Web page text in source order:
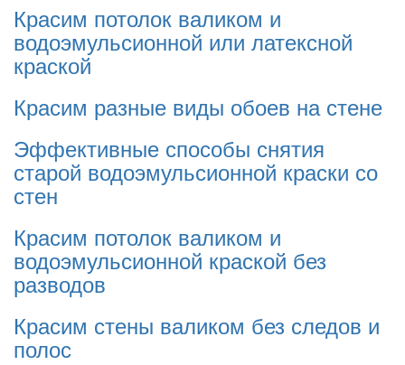
Красим потолок валиком и
водоэмульсионной или латексной
краской
Красим разные виды обоев на стене
Эффективные способы снятия
старой водоэмульсионной краски со
стен
Красим потолок валиком и
водоэмульсионной краской без
разводов
Красим стены валиком без следов и
полос